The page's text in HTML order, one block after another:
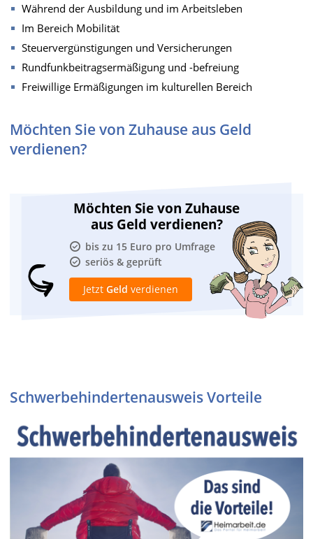
Während der Ausbildung und im Arbeitsleben
Im Bereich Mobilität
Steuervergünstigungen und Versicherungen
Rundfunkbeitragsermäßigung und -befreiung
Freiwillige Ermäßigungen im kulturellen Bereich
Möchten Sie von Zuhause aus Geld
verdienen?
Möchten Sie von Zuhause
aus Geld verdienen?
bis zu 15 Euro pro Umfrage
seriös & geprüft
Jetzt Geld verdienen
Schwerbehindertenausweis Vorteile